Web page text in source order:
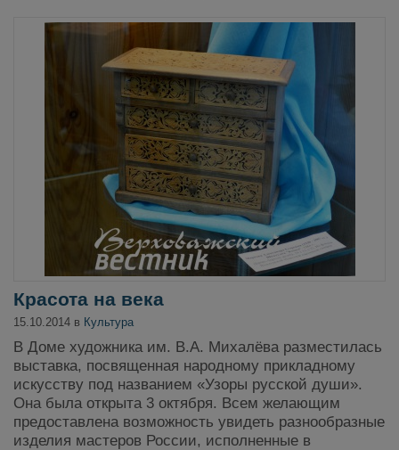
Красота на века
15.10.2014 в Культура
В Доме художника им. В.А. Михалёва разместилась
выставка, посвященная народному прикладному
искусству под названием «Узоры русской души».
Она была открыта 3 октября. Всем желающим
предоставлена возможность увидеть разнообразные
изделия мастеров России, исполненные в